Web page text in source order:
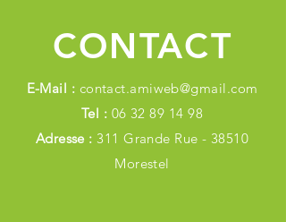
CONTACT
E-Mail : contact.amiweb@gmail.com
Tel : 06 32 89 14 98
Adresse : 311 Grande Rue - 38510
Morestel